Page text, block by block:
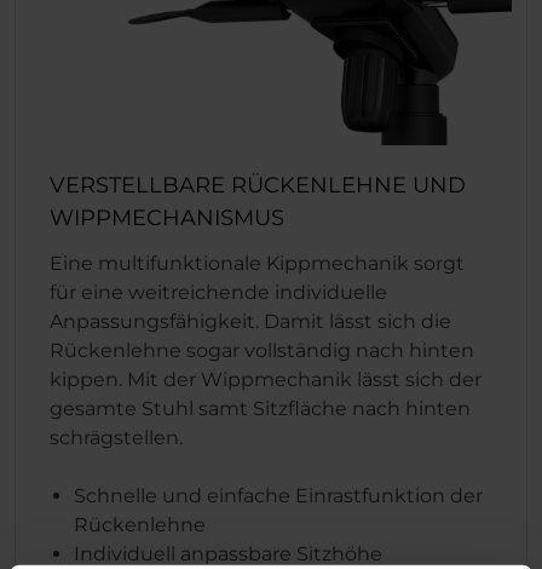
VERSTELLBARE RÜCKENLEHNE UND
WIPPMECHANISMUS
Eine multifunktionale Kippmechanik sorgt
für eine weitreichende individuelle
Anpassungsfähigkeit. Damit lässt sich die
Rückenlehne sogar vollständig nach hinten
kippen. Mit der Wippmechanik lässt sich der
gesamte Stuhl samt Sitzfläche nach hinten
schrägstellen.
Schnelle und einfache Einrastfunktion der
Rückenlehne
Individuell anpassbare Sitzhöhe